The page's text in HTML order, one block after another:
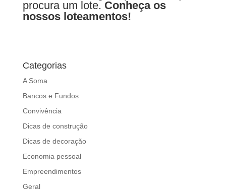
procura um lote. Conheça os
nossos loteamentos!
Categorias
A Soma
Bancos e Fundos
Convivência
Dicas de construção
Dicas de decoração
Economia pessoal
Empreendimentos
Geral